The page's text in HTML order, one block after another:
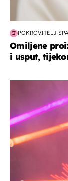
POKROVITELJ
Omiljene
i usput,